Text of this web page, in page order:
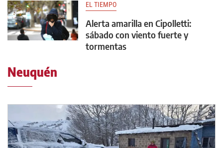
EL TIEMPO
Alerta amarilla en Cipolletti:
sábado con viento fuerte y
tormentas
Neuquén